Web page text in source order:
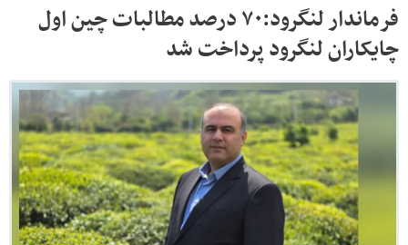
فرماندار لنگرود:۷۰ درصد مطالبات چین اول
چایکاران لنگرود پرداخت شد